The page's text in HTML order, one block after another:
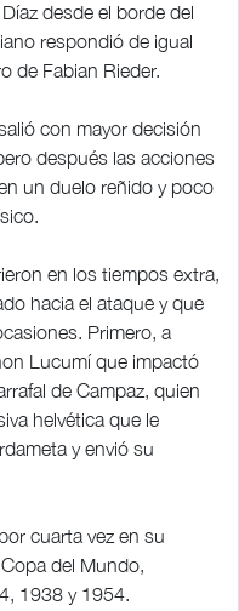
desde el borde del
respondió de igual
de Fabian Rieder.
con mayor decisión
después las acciones
un duelo reñido y poco
en los tiempos extra,
hacia el ataque y que
Primero, a
Lucumí que impactó
de Campaz, quien
helvética que le
y envió su
cuarta vez en su
del Mundo,
1938 y 1954.